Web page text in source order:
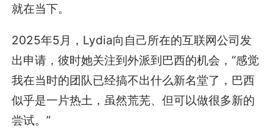
就在当下。
2025年5月，Lydia向自己所在的互联网公司发
出申请，彼时她关注到外派到巴西的机会，“感觉
我在当时的团队已经搞不出什么新名堂了，巴西
似乎是一片热土，虽然荒芜、但可以做很多新的
尝试。”